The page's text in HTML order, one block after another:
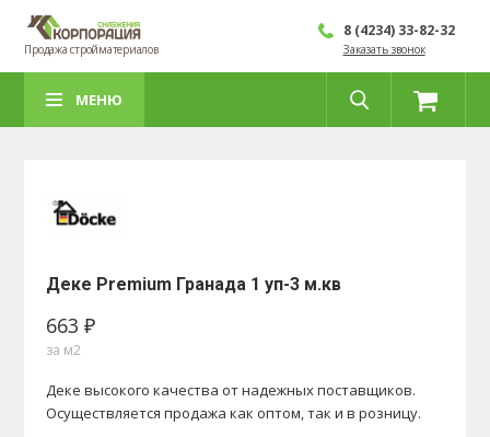
Продажа стройматериалов
8 (4234) 33-82-32
Заказать звонок
МЕНЮ
Деке Premium Гранада 1 уп-3 м.кв
663 ₽
за м2
Деке высокого качества от надежных поставщиков.
Осуществляется продажа как оптом, так и в розницу.